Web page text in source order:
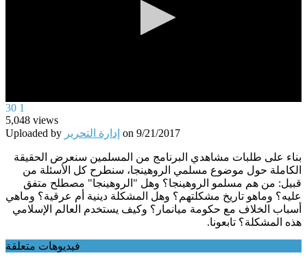
0
seconds
of
0
seconds
30 1
5,048 views
Uploaded by إدارة التحرير on 9/21/2017
بناء على طلبات مشاهدي البرنامج من المسلمين سنعرض الحقيقة
الكاملة حول موضوع مسلمي الروهينجا، سنطرح كل الأسئلة من
قبيل: من هم مسلمو الروهينجا؟ وهل "الروهينجا" مصطلح متفق
عليه؟ وماهو تاريخ مشكلتهم؟ وهل المشكلة دينية أم عرقية؟ وماهي
أسباب الخلاف مع حكومة ميانمار؟ وكيف يستخدم العالم الإسلامي
هذه المشكلة؟ تابعونا.
فيديوهات متعلقة